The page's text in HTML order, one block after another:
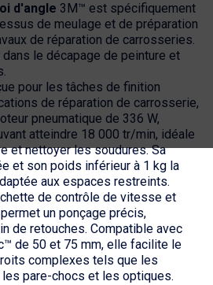
d'angle 3M™ est spécifiquement
de meulage et de préparation
de réparation de carrosseries.
le décapage de peinture et
pour les tâches de finition
de réparation de carrosserie,
pneumatique de 336 W,
atteindre 18 000 tr/min, idéale
et nettoyer les soudures. Sa
et son poids inférieur à 1 kg la
aux espaces restreints.
de contrôle de vitesse et
un ponçage précis,
de retouches. Compatible avec
de 50 et 75 mm, elle facilite le
complexes tels que les
pare-chocs et les optiques.